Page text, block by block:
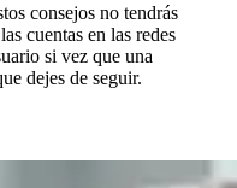
consejos no tendrás
cuentas en las redes
si vez que una
dejes de seguir.